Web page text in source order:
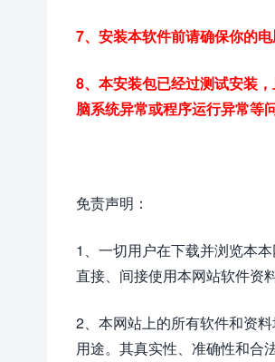
7、安装本软件前请确保你的
8、本安装包已经过测试安装
脑系统异常或程序运行异常等
免责声明：
1、一切用户在下载并浏览本
直接、间接使用本网站软件资
2、本网站上的所有软件和资
用途。其真实性、准确性和合